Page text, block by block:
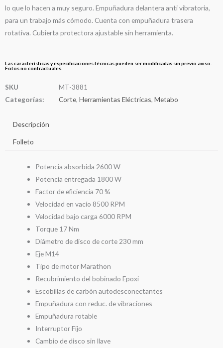
lo que lo hacen a muy seguro. Empuñadura delantera anti vibratoria,
para un trabajo más cómodo. Cuenta con empuñadura trasera
rotativa. Cubierta protectora ajustable sin herramienta.
Las características y especificaciones técnicas pueden ser modificadas sin previo aviso.
Fotos no contractuales.
SKU
MT-3881
Categorías:
Corte, Herramientas Eléctricas, Metabo
Descripción
Folleto
Potencia absorbida 2600 W
Potencia entregada 1800 W
Factor de eficiencia 70 %
Velocidad en vacío 8500 RPM
Velocidad bajo carga 6000 RPM
Torque 17 Nm
Diámetro de disco de corte 230 mm
Eje M14
Tipo de motor Marathon
Recubrimiento del bobinado Epoxi
Escobillas de carbón autodesconectantes
Empuñadura con reduc. de vibraciones
Empuñadura rotable
Interruptor Fijo
Cambio de disco sin llave